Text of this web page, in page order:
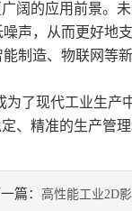
的应用前景。未
，从而更好地支
造、物联网等新
了现代工业生产
、精准的生产管理
篇：高性能工业2D